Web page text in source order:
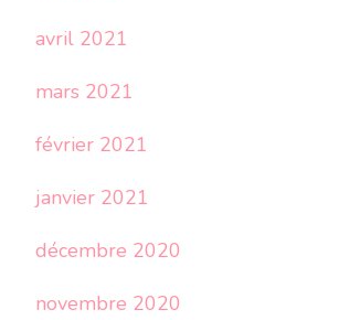
avril 2021
mars 2021
février 2021
janvier 2021
décembre 2020
novembre 2020